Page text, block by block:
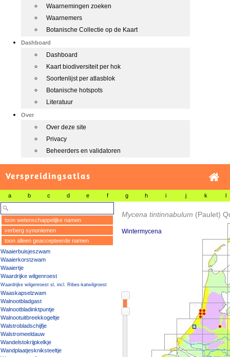
Waarnemingen zoeken
Waarnemers
Botanische Collectie op de Kaart
Dashboard
Dashboard
Kaart biodiversiteit per hok
Soortenlijst per atlasblok
Botanische hotspots
Literatuur
Over
Over deze site
Privacy
Beheerders en validatoren
Verspreidingsatlas
a b c d e f g h i j k l
toon wetenschappelijke namen
verberg synoniemen
toon alleen geaccepteerde namen
Waaierbuisjeszwam
Waaierkorstzwam
Waaiertje
Waardrijke wilgenroest
Waardrijke wilgenroest sl, incl. Ribes-katwilgroest
Waaskapselzwam
Walnootbladgast
Walnootbladinktpuntje
Walnootuitbreekkogeltje
Walstrobladschijfje
Walstromeeldauw
Wandelstokrijpkelkje
Wandplaatjeskniksteeltje
Mycena tintinnabulum (Paulet)
Wintermycena